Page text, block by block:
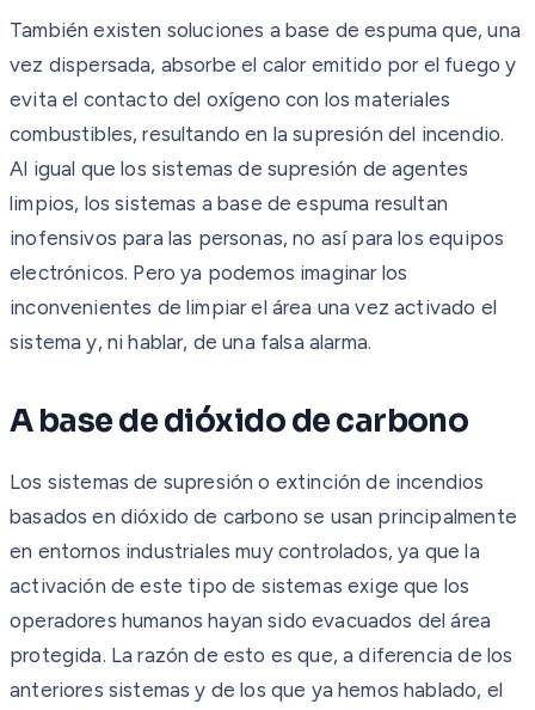
También existen soluciones a base de espuma que, una
vez dispersada, absorbe el calor emitido por el fuego y
evita el contacto del oxígeno con los materiales
combustibles, resultando en la supresión del incendio.
Al igual que los sistemas de supresión de agentes
limpios, los sistemas a base de espuma resultan
inofensivos para las personas, no así para los equipos
electrónicos. Pero ya podemos imaginar los
inconvenientes de limpiar el área una vez activado el
sistema y, ni hablar, de una falsa alarma.
A base de dióxido de carbono
Los sistemas de supresión o extinción de incendios
basados en dióxido de carbono se usan principalmente
en entornos industriales muy controlados, ya que la
activación de este tipo de sistemas exige que los
operadores humanos hayan sido evacuados del área
protegida. La razón de esto es que, a diferencia de los
anteriores sistemas y de los que ya hemos hablado, el